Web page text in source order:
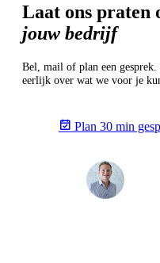
Laat ons praten
jouw bedrijf
Bel, mail of plan een
eerlijk over wat we voor je
Plan 30 min